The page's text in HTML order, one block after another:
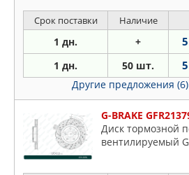
CAMRY седан 2.4
Срок поставки Наличие
1 дн. +
1 дн. 50 шт.
Другие предложения (6)
G-BRAKE
Диск тормозной
вентилируемый